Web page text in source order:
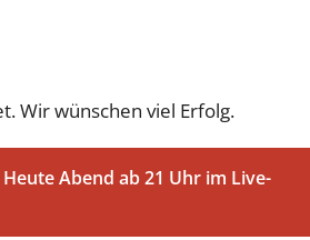
Wir wünschen viel Erfolg.
Abend ab 21 Uhr im Live-